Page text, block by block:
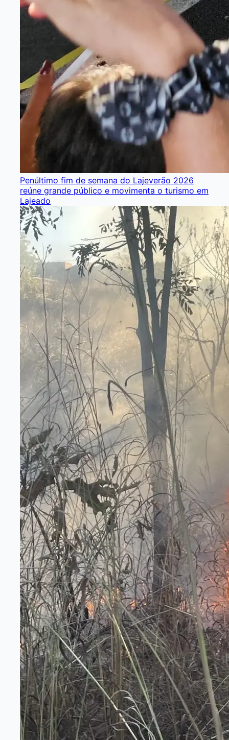
Penúltimo fim de semana do Lajeverão 2026
reúne grande público e movimenta o turismo em
Lajeado